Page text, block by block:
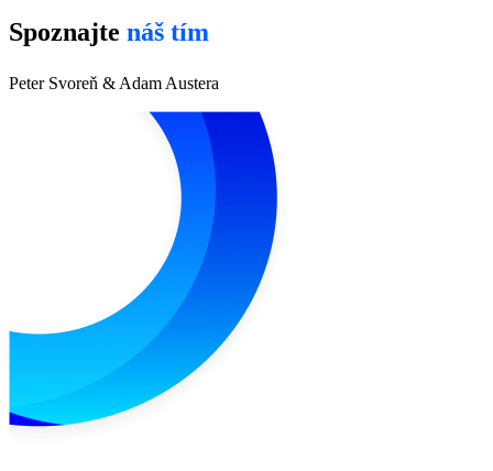
Spoznajte náš tím
Peter Svoreň & Adam Austera